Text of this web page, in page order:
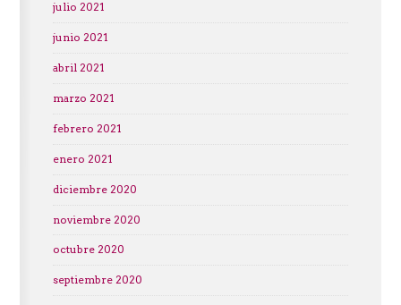
julio 2021
junio 2021
abril 2021
marzo 2021
febrero 2021
enero 2021
diciembre 2020
noviembre 2020
octubre 2020
septiembre 2020